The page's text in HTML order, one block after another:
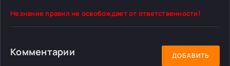
Незнание правил не освобождает от ответственности!
Комментарии ДОБАВИТЬ